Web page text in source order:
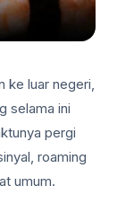
ke luar negeri,
selama ini
pergi
roaming
umum.